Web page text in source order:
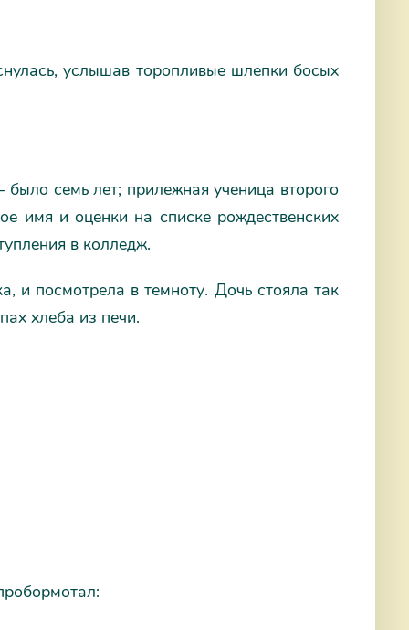
услышав торопливые шлепки босых
семь лет; прилежная ученица второго
имя и оценки на списке рождественских
в колледж.
и посмотрела в темноту. Дочь стояла так
хлеба из печи.